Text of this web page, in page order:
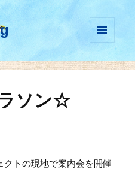
ィジェ
ソン☆
トの現地で案内会を開催